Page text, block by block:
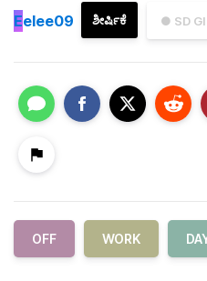
● SD
ಶೀರ್ಷಿಕೆ
Eelee09
OFF WORK